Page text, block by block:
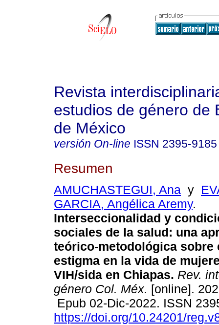
Revista
estudios de género de
de México
versión On-line ISSN 2395-9185
Resumen
AMUCHASTEGUI, Ana y
GARCIA, Angélica Aremy.
Interseccionalidad y
sociales de la salud: una
teórico-metodológica sobre
estigma en la vida de
VIH/sida en Chiapas. Rev.
género Col. Méx. [online].
Epub 02-Dic-2022. ISSN
https://doi.org/10.24201/